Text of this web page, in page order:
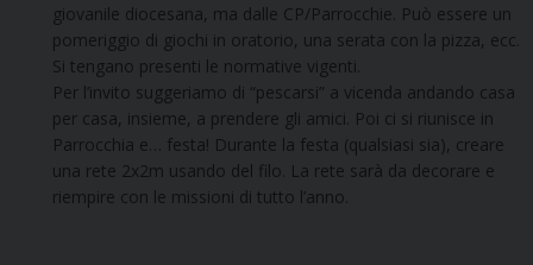
giovanile diocesana, ma dalle CP/Parrocchie. Può essere un
pomeriggio di giochi in oratorio, una serata con la pizza, ecc.
Si tengano presenti le normative vigenti.
Per l’invito suggeriamo di “pescarsi” a vicenda andando casa
per casa, insieme, a prendere gli amici. Poi ci si riunisce in
Parrocchia e… festa! Durante la festa (qualsiasi sia), creare
una rete 2x2m usando del filo. La rete sarà da decorare e
riempire con le missioni di tutto l’anno.